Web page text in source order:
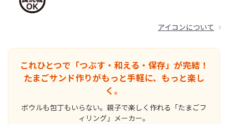
アイコンについて
これひとつで「つぶす・和える・保存」が完結！
たまごサンド作りがもっと手軽に、もっと楽し
く。
ボウルも包丁もいらない。親子で楽しく作れる「たまごフ
ィリング」メーカー。